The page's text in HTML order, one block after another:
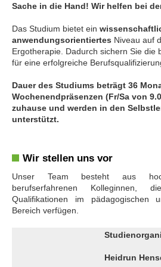
Sache in die Hand! Wir helfen bei
Das Studium bietet ein
anwendungsorientiertes Niveau auf
Ergotherapie. Dadurch sichern Sie die
für eine erfolgreiche
Dauer des Studiums beträgt 36
Wochenendpräsenzen (Fr/Sa von
zuhause und werden in den
unterstützt.
Wir stellen uns vor
Unser Team besteht aus
berufserfahrenen Kolleginnen,
Qualifikationen im pädagogischen
Bereich verfügen.
Heidrun